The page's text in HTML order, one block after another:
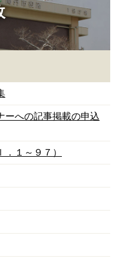
ーへの記事掲載の申込
１～９７）